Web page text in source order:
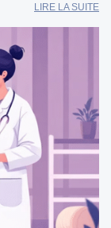
LIRE LA SUITE